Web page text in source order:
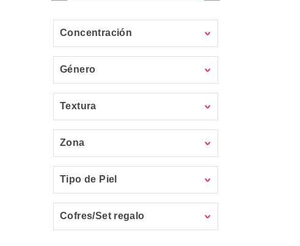
Concentración
Género
Textura
Zona
Tipo de Piel
Cofres/Set regalo